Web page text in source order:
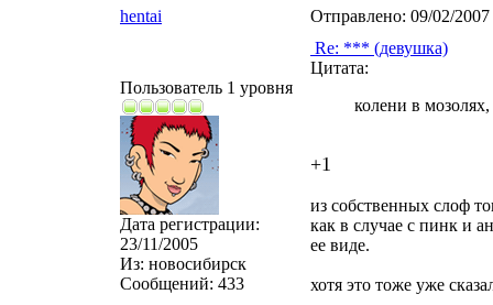
hentai Отправлено: 09/02/
Пользователь 1 уровня
Дата регистрации:
23/11/2005
Из: новосибирск
Сообщений: 433
Re: *** (девушка)
Цитата:
колени в
+1
из собственных слоф
как в случае с пинк и
ее виде.
хотя это тоже уже